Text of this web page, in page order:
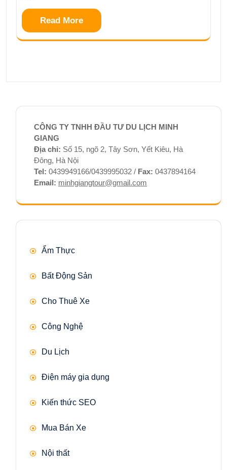
Read More
CÔNG TY TNHH ĐẦU TƯ DU LỊCH MINH
GIANG
Địa chỉ: Số 15, ngõ 2, Tây Sơn, Yết Kiêu, Hà
Đông, Hà Nội
Tel: 0439949166/0439995032 / Fax: 0437894164
Email: minhgiangtour@gmail.com
Ẩm Thực
Bất Động Sản
Cho Thuê Xe
Công Nghệ
Du Lịch
Điện máy gia dụng
Kiến thức SEO
Mua Bán Xe
Nội thất